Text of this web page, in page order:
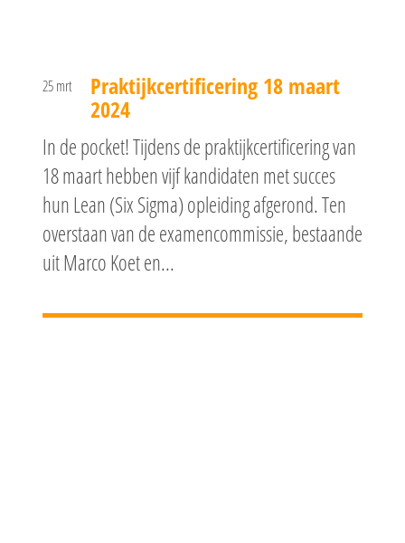
25 mrt Praktijkcertificering 18 maart
2024
In de pocket! Tijdens de praktijkcertificering van
18 maart hebben vijf kandidaten met succes
hun Lean (Six Sigma) opleiding afgerond. Ten
overstaan van de examencommissie, bestaande
uit Marco Koet en...